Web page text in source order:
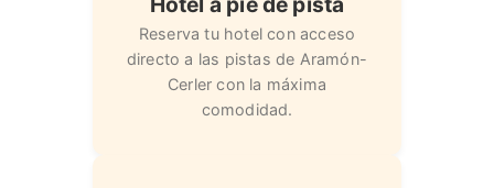
Reserva tu hotel con acceso
directo a las pistas de Aramón-
Cerler con la máxima
comodidad.